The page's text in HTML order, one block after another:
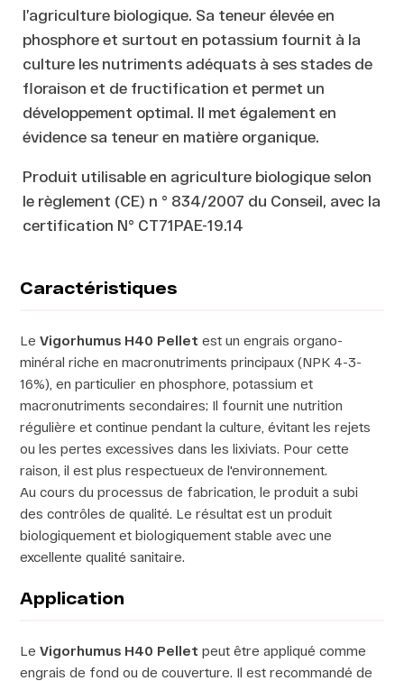
l’agriculture biologique. Sa teneur élevée en
phosphore et surtout en potassium fournit à la
culture les nutriments adéquats à ses stades de
floraison et de fructification et permet un
développement optimal. Il met également en
évidence sa teneur en matière organique.
Produit utilisable en agriculture biologique selon
le règlement (CE) n ° 834/2007 du Conseil, avec la
certification N° CT71PAE-19.14
Caractéristiques
LeVigorhumus H40 Pellet est un engrais organo-
minéral riche en macronutriments principaux (NPK 4-3-
16%), en particulier en phosphore, potassium et
macronutriments secondaires; Il fournit une nutrition
régulière et continue pendant la culture, évitant les rejets
ou les pertes excessives dans les lixiviats. Pour cette
raison, il est plus respectueux de l'environnement.
Au cours du processus de fabrication, le produit a subi
des contrôles de qualité. Le résultat est un produit
biologiquement et biologiquement stable avec une
excellente qualité sanitaire.
Application
LeVigorhumus H40 Pellet peut être appliqué comme
engrais de fond ou de couverture. Il est recommandé de